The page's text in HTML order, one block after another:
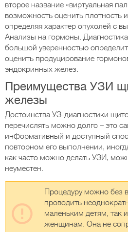
второе название «виртуальная
возможность оценить плотность и
определяя характер опухолей с
Анализы на гормоны.
большой уверенностью
оценить продуцирование
эндокринных желез.
Преимущества УЗИ
железы
Достоинства УЗ-диагностики
перечислять можно долго – это
информативный и доступный
повторном его выполнении,
как часто можно делать УЗИ,
неуместен.
Процедуру можно без
проводить
маленьким детям, так
женщинам. Она не